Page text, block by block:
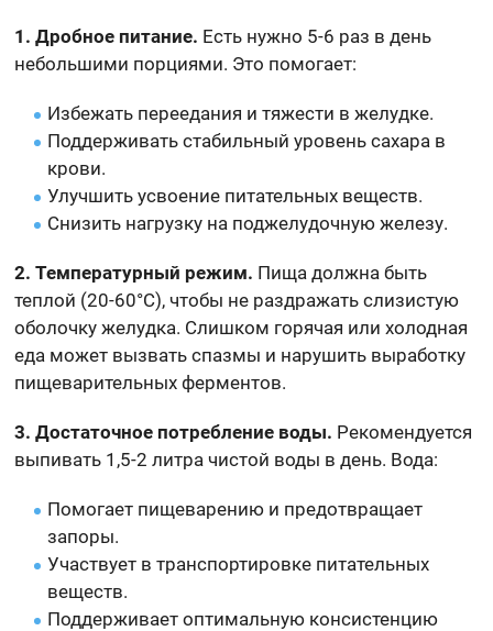
1. Дробное питание. Есть нужно 5-6 раз в день
небольшими порциями. Это помогает:
Избежать переедания и тяжести в желудке.
Поддерживать стабильный уровень сахара в
крови.
Улучшить усвоение питательных веществ.
Снизить нагрузку на поджелудочную железу.
2. Температурный режим. Пища должна быть
теплой (20-60°C), чтобы не раздражать слизистую
оболочку желудка. Слишком горячая или холодная
еда может вызвать спазмы и нарушить выработку
пищеварительных ферментов.
3. Достаточное потребление воды. Рекомендуется
выпивать 1,5-2 литра чистой воды в день. Вода:
Помогает пищеварению и предотвращает
запоры.
Участвует в транспортировке питательных
веществ.
Поддерживает оптимальную консистенцию